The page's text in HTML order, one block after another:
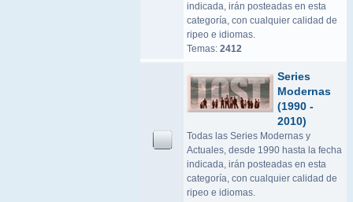
indicada, irán posteadas en esta
categoría, con cualquier calidad de
ripeo e idiomas.
Temas: 2412
Series
Modernas
(1990 -
2010)
Todas las Series Modernas y
Actuales, desde 1990 hasta la fecha
indicada, irán posteadas en esta
categoría, con cualquier calidad de
ripeo e idiomas.